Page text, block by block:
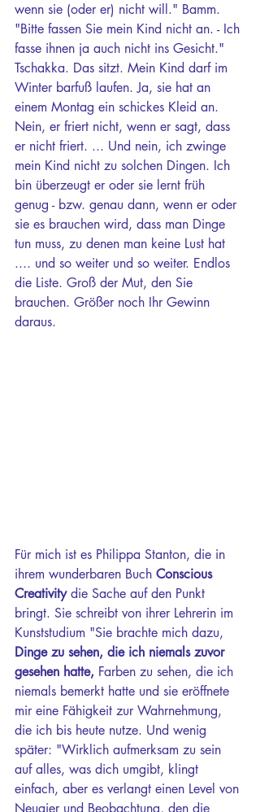
wenn sie (oder er) nicht will." Bamm.
"Bitte fassen Sie mein Kind nicht an. - Ich
fasse ihnen ja auch nicht ins Gesicht."
Tschakka. Das sitzt. Mein Kind darf im
Winter barfuß laufen. Ja, sie hat an
einem Montag ein schickes Kleid an.
Nein, er friert nicht, wenn er sagt, dass
er nicht friert. ... Und nein, ich zwinge
mein Kind nicht zu solchen Dingen. Ich
bin überzeugt er oder sie lernt früh
genug - bzw. genau dann, wenn er oder
sie es brauchen wird, dass man Dinge
tun muss, zu denen man keine Lust hat
.... und so weiter und so weiter. Endlos
die Liste. Groß der Mut, den Sie
brauchen. Größer noch Ihr Gewinn
daraus.
Für mich ist es Philippa Stanton, die in
ihrem wunderbaren Buch Conscious
Creativity die Sache auf den Punkt
bringt. Sie schreibt von ihrer Lehrerin im
Kunststudium "Sie brachte mich dazu,
Dinge zu sehen, die ich niemals zuvor
gesehen hatte, Farben zu sehen, die ich
niemals bemerkt hatte und sie eröffnete
mir eine Fähigkeit zur Wahrnehmung,
die ich bis heute nutze. Und wenig
später: "Wirklich aufmerksam zu sein
auf alles, was dich umgibt, klingt
einfach, aber es verlangt einen Level von
Neugier und Beobachtung, den die